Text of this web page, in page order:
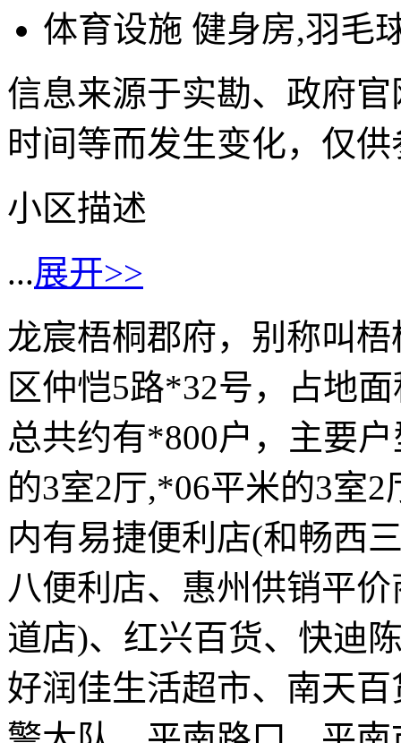
体育设施 健身房,羽毛
信息来源于实勘、政府
时间等而发生变化，仅
小区描述
...展开>>
龙宸梧桐郡府，别称叫
区仲恺5路*32号，占地
总共约有*800户，主要
的3室2厅,*06平米的3室
内有易捷便利店(和畅西
八便利店、惠州供销平
道店)、红兴百货、快迪
好润佳生活超市、南天